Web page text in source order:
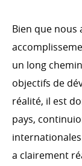
Bien que nous
un long
objectifs de
réalité, il est
pays,
a clairement